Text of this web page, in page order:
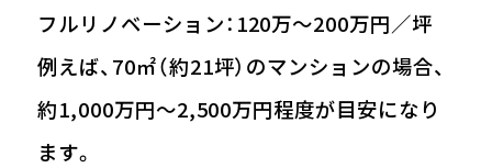
フルリノベーション：120万〜200万円／坪
例えば、70㎡（約21坪）のマンションの場合、
約1,000万円〜2,500万円程度が目安になり
ます。